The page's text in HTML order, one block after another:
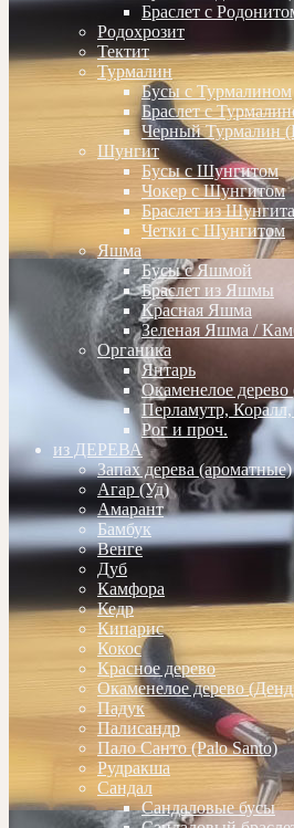
Браслет с
Родохрозит
Тектит
Турмалин
Бусы с Турмалином
Браслет с
Черный Турмалин
Шунгит
Бусы с Шунгитом
Чокер с Шунгитом
Браслет из Шунгита
Четки с Шунгитом
Яшма
Бусы с Яшмой
Браслет из Яшмы
Красная Яшма
Зеленая Яшма /
Органика
Янтарь
Окаменелое
Перламутр,
Рог и проч.
из ДЕРЕВА
Запах дерева (ароматные)
Агар (Уд)
Амарант
Бамбук
Венге
Дуб
Камфора
Кедр
Кипарис
Кокос
Красное дерево
Окаменелое дерево
Падук
Палисандр
Пало Санто (Palo Santo)
Рудракша
Сандал
Сандаловые бусы